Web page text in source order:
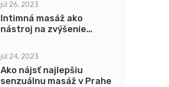
júl 26, 2023
Intimná masáž ako
nástroj na zvýšenie
júl 24, 2023
Ako nájsť najlepšiu
senzuálnu masáž v Prahe